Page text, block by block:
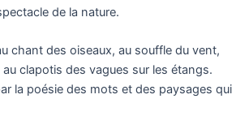
de la nature.
chant des oiseaux, au souffle du vent,
clapotis des vagues sur les étangs.
la poésie des mots et des paysages qui